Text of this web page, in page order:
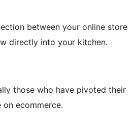
between your online store
directly into your kitchen.
those who have pivoted their
ecommerce.